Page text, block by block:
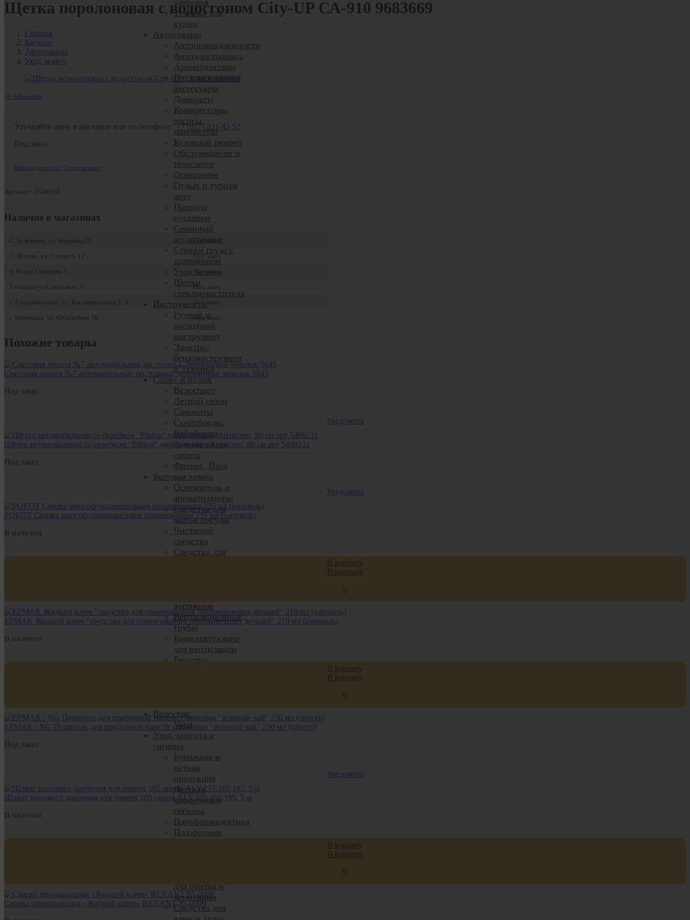
здоровья
Техника для
кухни
Автотовары
Автопринадлежности
Автоэлектроника
Ароматизаторы
Внутрисалонные
аксессуары
Домкраты
Компрессоры,
насосы,
манометры
Кузовной ремонт
Обслуживание и
техосмотр
Освещение
Отдых и туризм
авто
Провода
пусковые
Сезонный
ассортимент
Стяжки груза с
храповиком
Уход за авто
Щетки
стеклоочистителя
Инструменты
Ручной и
расходный
инструмент
Электро-
бензоинструмент
и Техника
Спорт и отдых
Велоспорт
Летний сезон
Самокаты
Скейтборды,
Вейвборды
Зимние виды
спорта
Фитнес, Йога
Бытовая химия
Освежители и
ароматизаторы
Средства для
мытья посуды
Чистящие
средства
Средства для
вытяжные
Вентиляционные
трубы
Комплектующие
для вентиляции
Решетки
Водосток
Verat
Уход, красота и
гигиена
Бумажная и
ватная
продукция
Детская
косметика и
гигиена
Парафармацевтика
Подарочные
для бритья и
депиляции
Средства для
Щетка поролоновая с водосгоном City-UP СА-910 9683669
Главная
Каталог
Автотовары
Уход за авто
В избранное
Уточняйте цену в магазине или по телефону:+7 (927) 331-42-52
Под заказ
Нашли дешевле? Снизим цену!
Артикул: Z046658
Наличие в магазинах
С. Булгаково, ул. Медовая 20
Под заказ
С. Иглино, ул. Горького 12
Под заказ
п. Куеда Гагарина 3
Под заказ
Татышлы ул.Совхозная 31
Под заказ
с. Старобалтаево, ул. Кооперативная 27А
Под заказ
г. Чернушка, ул. Юбилейная 38
Под заказ
Похожие товары
Снеговая лопата №7 автомобильная, оц. планка, деревянный черенок 5645
Под заказ
Уведомить
Щётка автомобильная со скребком "Pitstop" удлиннённая, Антиснег, 80 см арт 5498231
Под заказ
Уведомить
РОКОТ Смазка многофункциональная проникающая 335 мл (аэрозоль)
В наличии
В корзину
В корзину
0
ЕРМАК Жидкий ключ "средство для отвинчивания приржавевших деталей" 210 мл (аэрозоль)
В наличии
В корзину
В корзину
0
ЕРМАК / NG Полироль для приборной панели глянцевая "зеленый чай" 250 мл (тригер)
Под заказ
Уведомить
Шланг высокого давления для линеек 105 серии ALV,135,165,195, 5 м
В наличии
В корзину
В корзину
0
Смазка проникающая «Жидкий ключ» REXANT 85-0009